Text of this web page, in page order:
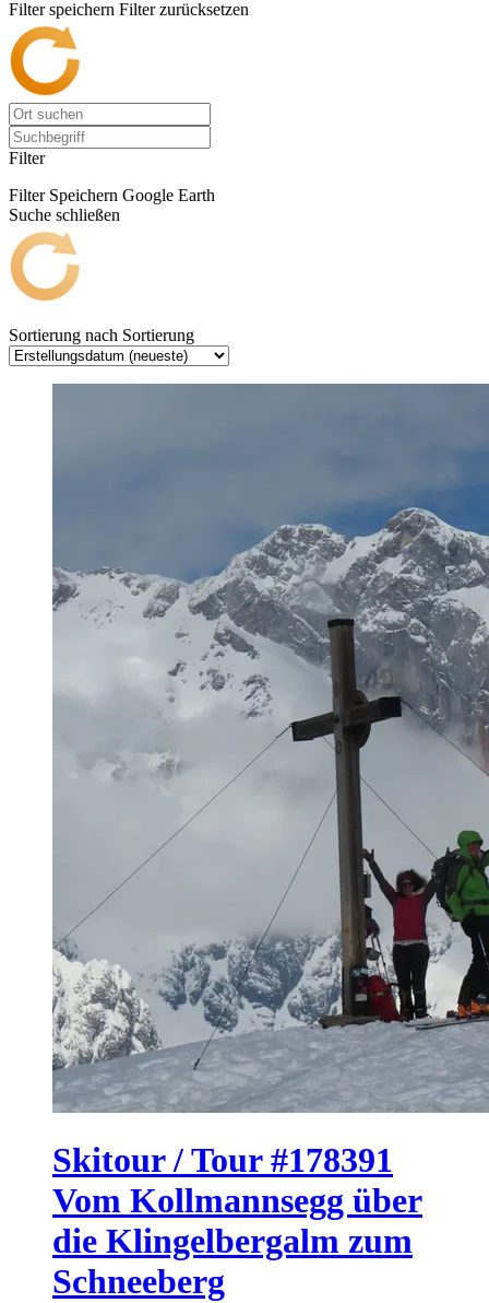
Filter speichern Filter zurücksetzen
Filter
Filter Speichern Google Earth
Suche schließen
Sortierung nach Sortierung
Skitour / Tour #178391
Vom Kollmannsegg über
die Klingelbergalm zum
Schneeberg